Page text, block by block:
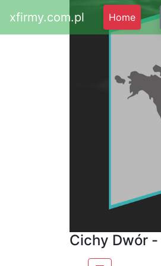
xfirmy.com.pl Home
Cichy Dwór